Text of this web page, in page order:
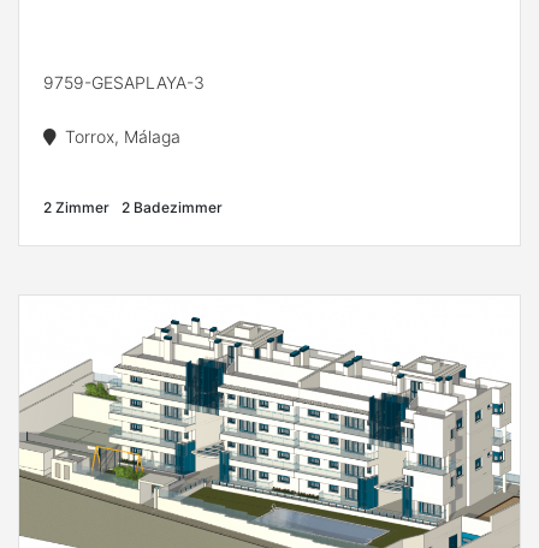
9759-GESAPLAYA-3
Torrox, Málaga
2 Zimmer 2 Badezimmer